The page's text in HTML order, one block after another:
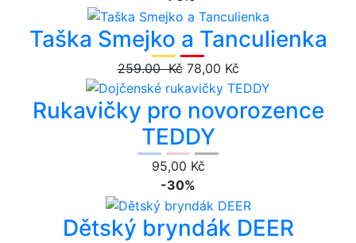
Taška Smejko a Tanculienka
259.00 Kč 78,00 Kč
Rukavičky pro novorozence
TEDDY
95,00 Kč
-30%
Dětský bryndák DEER